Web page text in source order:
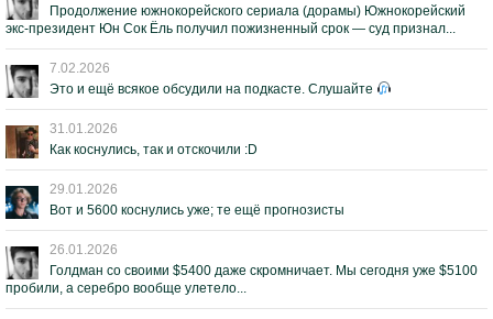
Продолжение южнокорейского сериала (дорамы) Южнокорейский
экс-президент Юн Сок Ёль получил пожизненный срок — суд признал...
7.02.2026
Это и ещё всякое обсудили на подкасте. Слушайте
31.01.2026
Как коснулись, так и отскочили :D
29.01.2026
Вот и 5600 коснулись уже; те ещё прогнозисты
26.01.2026
Голдман со своими $5400 даже скромничает. Мы сегодня уже $5100
пробили, а серебро вообще улетело...